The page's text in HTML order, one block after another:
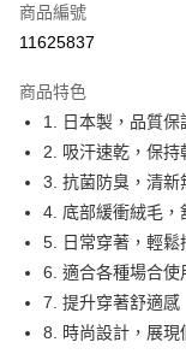
Apple Pay
悠遊付
大哥付你分期
相關說明
【大哥付你分期使用說
1.本服務由台灣大哥大
2.付款方式選擇「大哥
流程，驗證手機門號後
成交易。
3.實際核准額度、可分
4.訂單成立30分鐘內，
AFTEE先享後付
相關說明
【關於「AFTEE先享後付
AFTEE先享後付是「在
便利好安心！
１．簡單：不需註冊會
ATM付款
商品編號
11625837
商品特色
1. 日本製，品質保
2. 吸汗速乾，保持
3. 抗菌防臭，清新
4. 底部緩衝絨毛，
5. 日常穿著，輕鬆
6. 適合各種場合使
7. 提升穿著舒適感
8. 時尚設計，展現